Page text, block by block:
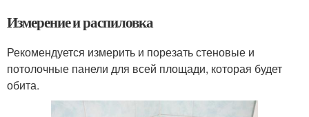
Измерение и распиловка
Рекомендуется измерить и порезать стеновые и
потолочные панели для всей площади, которая будет
обита.